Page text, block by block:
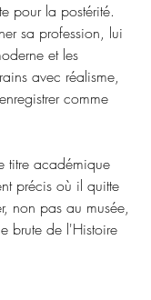
pour la postérité.
sa profession, lui
et les
avec réalisme,
comme
titre académique
précis où il quitte
non pas au musée,
brute de l'Histoire